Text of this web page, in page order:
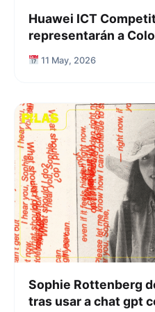
Huawei ICT
representarán a
11 May, 2026
Sophie Rottenberg
tras usar a chat gpt